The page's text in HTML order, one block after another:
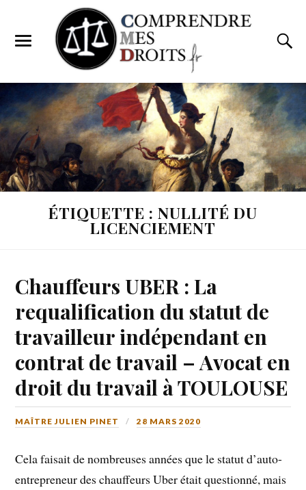
ÉTIQUETTE : NULLITÉ DU
LICENCIEMENT
Chauffeurs UBER : La
requalification du statut de
travailleur indépendant en
contrat de travail – Avocat en
droit du travail à TOULOUSE
MAÎTRE JULIEN PINET 28 MARS 2020
Cela faisait de nombreuses années que le statut d’auto-
entrepreneur des chauffeurs Uber était questionné, mais